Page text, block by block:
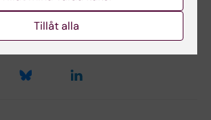
2024-11-28Tillåt alla